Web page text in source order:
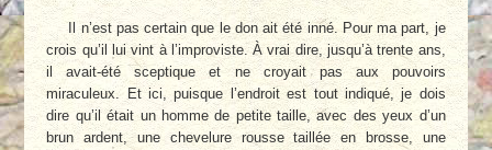
Il n’est pas certain que le don ait été inné. Pour ma part, je
crois qu’il lui vint à l’impro­viste. À vrai dire, jusqu’à trente ans,
il avait-été sceptique et ne croyait pas aux pouvoirs
miraculeux. Et ici, puisque l’endroit est tout indiqué, je dois
dire qu’il était un homme de petite taille, avec des yeux d’un
brun ardent, une chevelure rousse taillée en brosse, une